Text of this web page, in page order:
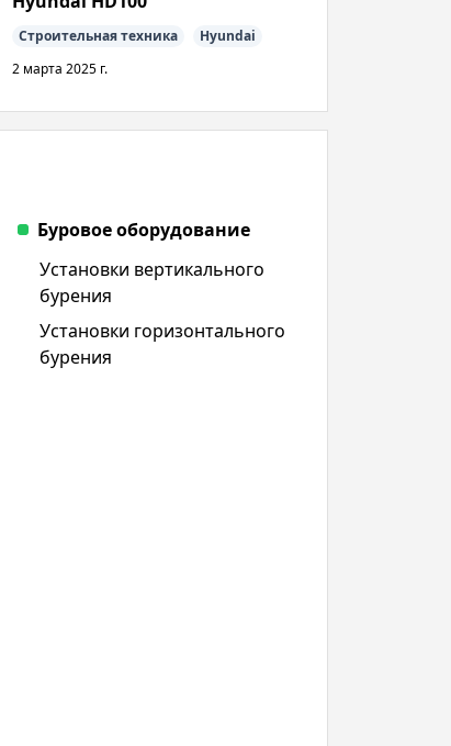
Строительная техника
Hyundai
2 марта 2025 г.
Буровое оборудование
Установки вертикального
бурения
Установки горизонтального
бурения